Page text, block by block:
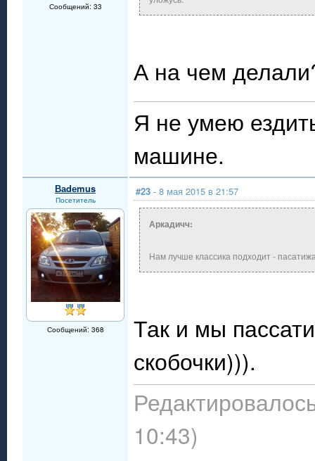
Сообщений: 33
А на чем
Я не умею
машине.
Ваdеmus
Посетитель
Сообщений: 368
#23 - 8 мая 2015 в 21:57
Аркадичч:
Нам лучше классика подходит -
Так и мы
скобочки))).
10:43)